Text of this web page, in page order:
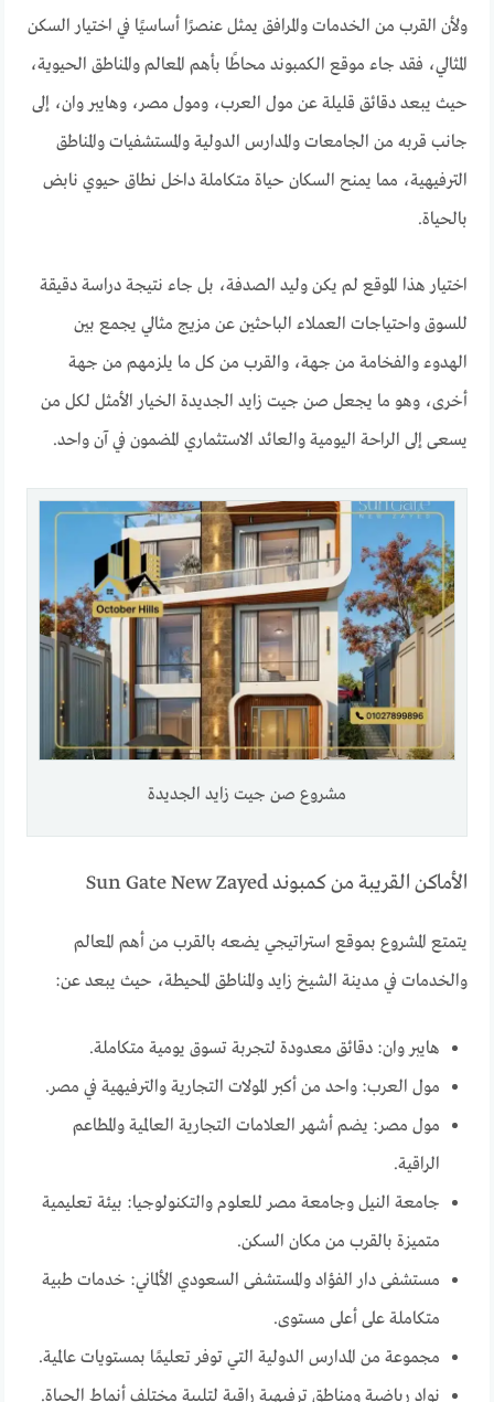
ولأن القرب من الخدمات والمرافق يمثل عنصرًا أساسيًا في اختيار السكن
المثالي، فقد جاء موقع الكمبوند محاطًا بأهم المعالم والمناطق الحيوية،
حيث يبعد دقائق قليلة عن مول العرب، ومول مصر، وهايبر وان، إلى
جانب قربه من الجامعات والمدارس الدولية والمستشفيات والمناطق
الترفيهية، مما يمنح السكان حياة متكاملة داخل نطاق حيوي نابض
بالحياة.
اختيار هذا الموقع لم يكن وليد الصدفة، بل جاء نتيجة دراسة دقيقة
للسوق واحتياجات العملاء الباحثين عن مزيج مثالي يجمع بين
الهدوء والفخامة من جهة، والقرب من كل ما يلزمهم من جهة
أخرى، وهو ما يجعل صن جيت زايد الجديدة الخيار الأمثل لكل من
يسعى إلى الراحة اليومية والعائد الاستثماري المضمون في آن واحد.
مشروع صن جيت زايد الجديدة
الأماكن القريبة من كمبوند Sun Gate New Zayed
يتمتع المشروع بموقع استراتيجي يضعه بالقرب من أهم المعالم
والخدمات في مدينة الشيخ زايد والمناطق المحيطة، حيث يبعد عن:
هايبر وان: دقائق معدودة لتجربة تسوق يومية متكاملة.
مول العرب: واحد من أكبر المولات التجارية والترفيهية في مصر.
مول مصر: يضم أشهر العلامات التجارية العالمية والمطاعم
الراقية.
جامعة النيل وجامعة مصر للعلوم والتكنولوجيا: بيئة تعليمية
متميزة بالقرب من مكان السكن.
مستشفى دار الفؤاد والمستشفى السعودي الألماني: خدمات طبية
متكاملة على أعلى مستوى.
مجموعة من المدارس الدولية التي توفر تعليمًا بمستويات عالمية.
نوادٍ رياضية ومناطق ترفيهية راقية لتلبية مختلف أنماط الحياة.